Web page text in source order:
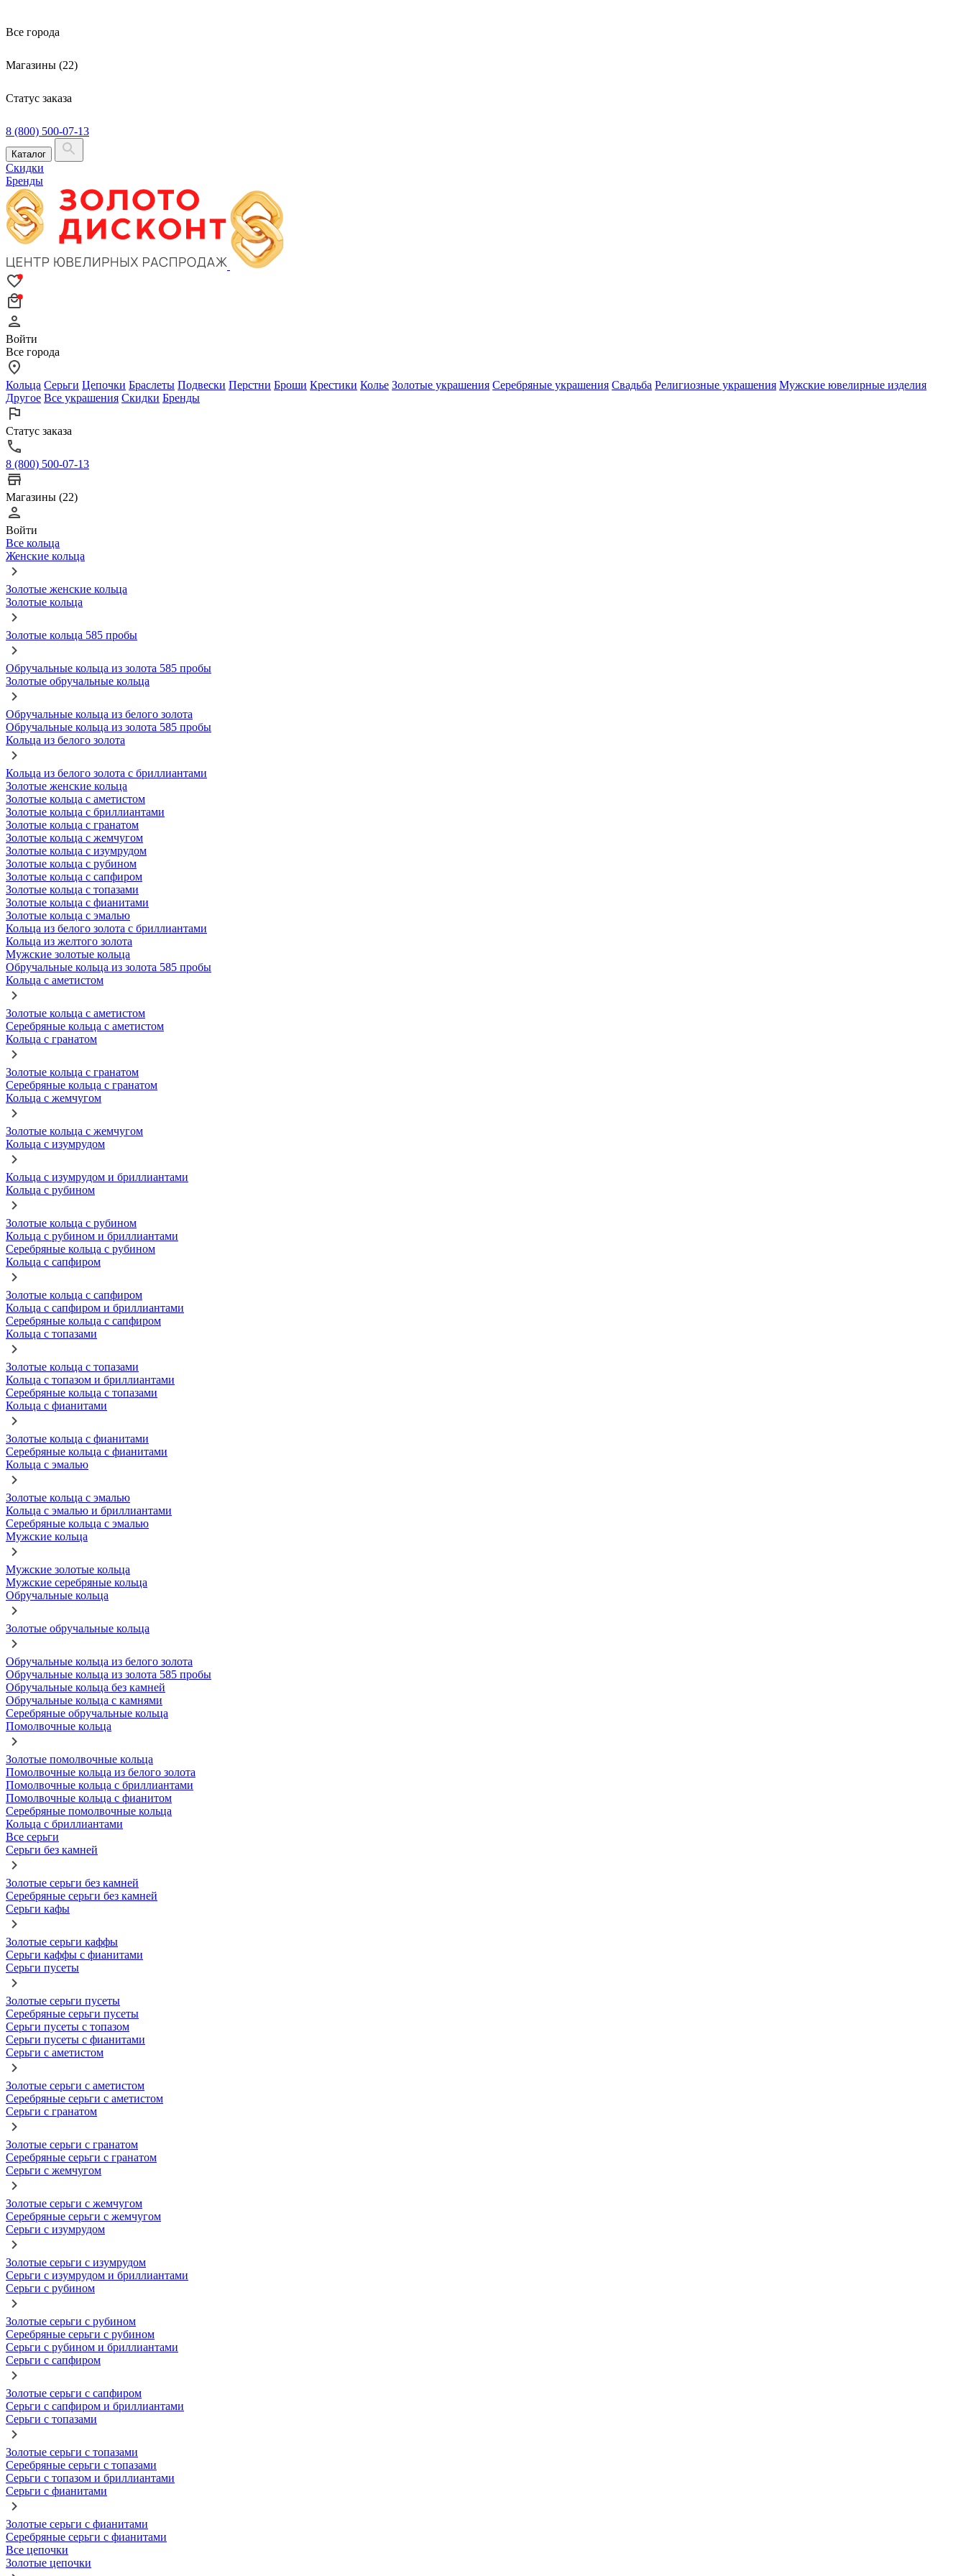
Все города
Магазины (22)
Статус заказа
8 (800) 500-07-13
Каталог
Скидки
Бренды
Войти
Все города
Кольца Серьги Цепочки Браслеты Подвески Перстни Броши Крестики Колье Золотые украшения Серебряные украшения Свадьба Религиозные украшения Мужские ювелирные изделия
Другое Все украшения Скидки Бренды
Статус заказа
8 (800) 500-07-13
Магазины (22)
Войти
Все кольца
Женские кольца
Золотые женские кольца
Золотые кольца
Золотые кольца 585 пробы
Обручальные кольца из золота 585 пробы
Золотые обручальные кольца
Обручальные кольца из белого золота
Обручальные кольца из золота 585 пробы
Кольца из белого золота
Кольца из белого золота с бриллиантами
Золотые женские кольца
Золотые кольца с аметистом
Золотые кольца с бриллиантами
Золотые кольца с гранатом
Золотые кольца с жемчугом
Золотые кольца с изумрудом
Золотые кольца с рубином
Золотые кольца с сапфиром
Золотые кольца с топазами
Золотые кольца с фианитами
Золотые кольца с эмалью
Кольца из белого золота с бриллиантами
Кольца из желтого золота
Мужские золотые кольца
Обручальные кольца из золота 585 пробы
Кольца с аметистом
Золотые кольца с аметистом
Серебряные кольца с аметистом
Кольца с гранатом
Золотые кольца с гранатом
Серебряные кольца с гранатом
Кольца с жемчугом
Золотые кольца с жемчугом
Кольца с изумрудом
Кольца с изумрудом и бриллиантами
Кольца с рубином
Золотые кольца с рубином
Кольца с рубином и бриллиантами
Серебряные кольца с рубином
Кольца с сапфиром
Золотые кольца с сапфиром
Кольца с сапфиром и бриллиантами
Серебряные кольца с сапфиром
Кольца с топазами
Золотые кольца с топазами
Кольца с топазом и бриллиантами
Серебряные кольца с топазами
Кольца с фианитами
Золотые кольца с фианитами
Серебряные кольца с фианитами
Кольца с эмалью
Золотые кольца с эмалью
Кольца с эмалью и бриллиантами
Серебряные кольца с эмалью
Мужские кольца
Мужские золотые кольца
Мужские серебряные кольца
Обручальные кольца
Золотые обручальные кольца
Обручальные кольца из белого золота
Обручальные кольца из золота 585 пробы
Обручальные кольца без камней
Обручальные кольца с камнями
Серебряные обручальные кольца
Помолвочные кольца
Золотые помолвочные кольца
Помолвочные кольца из белого золота
Помолвочные кольца с бриллиантами
Помолвочные кольца с фианитом
Серебряные помолвочные кольца
Кольца с бриллиантами
Все серьги
Серьги без камней
Золотые серьги без камней
Серебряные серьги без камней
Серьги кафы
Золотые серьги каффы
Серьги каффы с фианитами
Серьги пусеты
Золотые серьги пусеты
Серебряные серьги пусеты
Серьги пусеты с топазом
Серьги пусеты с фианитами
Серьги с аметистом
Золотые серьги с аметистом
Серебряные серьги с аметистом
Серьги с гранатом
Золотые серьги с гранатом
Серебряные серьги с гранатом
Серьги с жемчугом
Золотые серьги с жемчугом
Серебряные серьги с жемчугом
Серьги с изумрудом
Золотые серьги с изумрудом
Серьги с изумрудом и бриллиантами
Серьги с рубином
Золотые серьги с рубином
Серебряные серьги с рубином
Серьги с рубином и бриллиантами
Серьги с сапфиром
Золотые серьги с сапфиром
Серьги с сапфиром и бриллиантами
Серьги с топазами
Золотые серьги с топазами
Серебряные серьги с топазами
Серьги с топазом и бриллиантами
Серьги с фианитами
Золотые серьги с фианитами
Серебряные серьги с фианитами
Все цепочки
Золотые цепочки